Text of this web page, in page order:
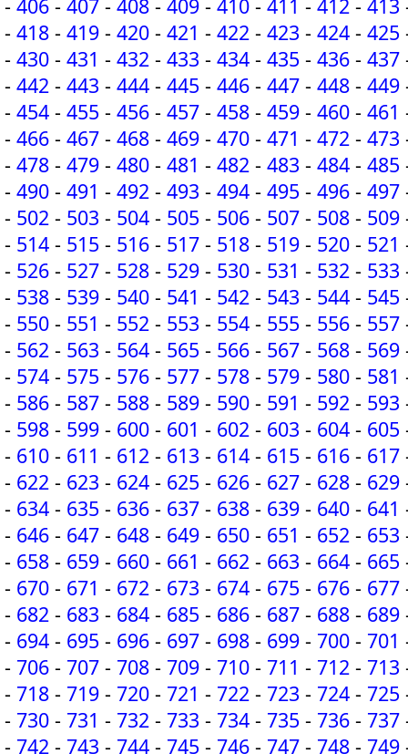
- 406 - 407 - 408 - 409 - 410 - 411 - 412 - 413
- 418 - 419 - 420 - 421 - 422 - 423 - 424 - 425
- 430 - 431 - 432 - 433 - 434 - 435 - 436 - 437
- 442 - 443 - 444 - 445 - 446 - 447 - 448 - 449
- 454 - 455 - 456 - 457 - 458 - 459 - 460 - 461
- 466 - 467 - 468 - 469 - 470 - 471 - 472 - 473
- 478 - 479 - 480 - 481 - 482 - 483 - 484 - 485
- 490 - 491 - 492 - 493 - 494 - 495 - 496 - 497
- 502 - 503 - 504 - 505 - 506 - 507 - 508 - 509
- 514 - 515 - 516 - 517 - 518 - 519 - 520 - 521
- 526 - 527 - 528 - 529 - 530 - 531 - 532 - 533
- 538 - 539 - 540 - 541 - 542 - 543 - 544 - 545
- 550 - 551 - 552 - 553 - 554 - 555 - 556 - 557
- 562 - 563 - 564 - 565 - 566 - 567 - 568 - 569
- 574 - 575 - 576 - 577 - 578 - 579 - 580 - 581
- 586 - 587 - 588 - 589 - 590 - 591 - 592 - 593
- 598 - 599 - 600 - 601 - 602 - 603 - 604 - 605
- 610 - 611 - 612 - 613 - 614 - 615 - 616 - 617
- 622 - 623 - 624 - 625 - 626 - 627 - 628 - 629
- 634 - 635 - 636 - 637 - 638 - 639 - 640 - 641
- 646 - 647 - 648 - 649 - 650 - 651 - 652 - 653
- 658 - 659 - 660 - 661 - 662 - 663 - 664 - 665
- 670 - 671 - 672 - 673 - 674 - 675 - 676 - 677
- 682 - 683 - 684 - 685 - 686 - 687 - 688 - 689
- 694 - 695 - 696 - 697 - 698 - 699 - 700 - 701
- 706 - 707 - 708 - 709 - 710 - 711 - 712 - 713
- 718 - 719 - 720 - 721 - 722 - 723 - 724 - 725
- 730 - 731 - 732 - 733 - 734 - 735 - 736 - 737
- 742 - 743 - 744 - 745 - 746 - 747 - 748 - 749